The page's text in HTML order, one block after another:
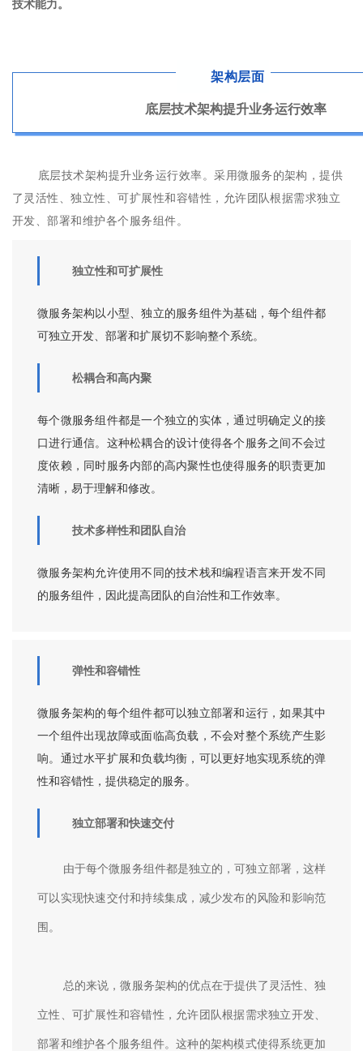
技术能力。
架构层面
底层技术架构提升业务运行效率
底层技术架构提升业务运行效率。采用微服务的架构，提供
了灵活性、独立性、可扩展性和容错性，允许团队根据需求独立
开发、部署和维护各个服务组件。
独立性和可扩展性
微服务架构以小型、独立的服务组件为基础，每个组件都
可独立开发、部署和扩展切不影响整个系统。
松耦合和高内聚
每个微服务组件都是一个独立的实体，通过明确定义的接
口进行通信。这种松耦合的设计使得各个服务之间不会过
度依赖，同时服务内部的高内聚性也使得服务的职责更加
清晰，易于理解和修改。
技术多样性和团队自治
微服务架构允许使用不同的技术栈和编程语言来开发不同
的服务组件，因此提高团队的自治性和工作效率。
弹性和容错性
微服务架构的每个组件都可以独立部署和运行，如果其中
一个组件出现故障或面临高负载，不会对整个系统产生影
响。通过水平扩展和负载均衡，可以更好地实现系统的弹
性和容错性，提供稳定的服务。
独立部署和快速交付
由于每个微服务组件都是独立的，可独立部署，这样
可以实现快速交付和持续集成，减少发布的风险和影响范
围。
总的来说，微服务架构的优点在于提供了灵活性、独
立性、可扩展性和容错性，允许团队根据需求独立开发、
部署和维护各个服务组件。这种的架构模式使得系统更加